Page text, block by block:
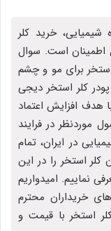
خرید کلر
اطمینان است. سوال
استخر برای مو و چشم
کلر استخر دیجی
هدف افزایش اعتماد
موردنظر در فرایند
در ایران، تمام
کلر استخر را در این
نماییم. امیدواریم
خریداران محترم
استخر با قیمت و